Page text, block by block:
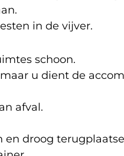
in de vijver.
schoon.
u dient de
afval.
en droog